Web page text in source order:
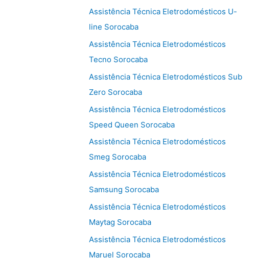
Assistência Técnica Eletrodomésticos U-
line Sorocaba
Assistência Técnica Eletrodomésticos
Tecno Sorocaba
Assistência Técnica Eletrodomésticos Sub
Zero Sorocaba
Assistência Técnica Eletrodomésticos
Speed Queen Sorocaba
Assistência Técnica Eletrodomésticos
Smeg Sorocaba
Assistência Técnica Eletrodomésticos
Samsung Sorocaba
Assistência Técnica Eletrodomésticos
Maytag Sorocaba
Assistência Técnica Eletrodomésticos
Maruel Sorocaba